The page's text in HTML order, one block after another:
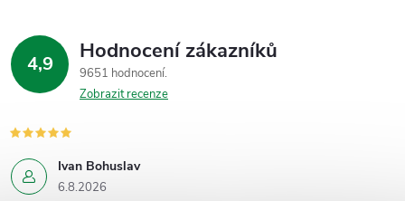
4,9 Hodnocení zákazníků
9651 hodnocení
Zobrazit recenze
Ivan Bohuslav
6.8.2026